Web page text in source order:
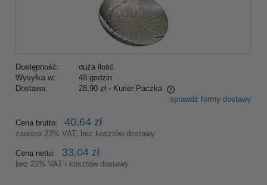
Dostępność:
duża ilość
Wysyłka w:
48 godzin
Dostawa:
28,90 zł - Kurier Paczka
Cena nie zawiera ewentualnych kosztów płatnościsprawdź formy dostawy
Cena brutto: 40,64 zł
zawiera 23% VAT, bez kosztów dostawy
Cena netto: 33,04 zł
bez 23% VAT i kosztów dostawy